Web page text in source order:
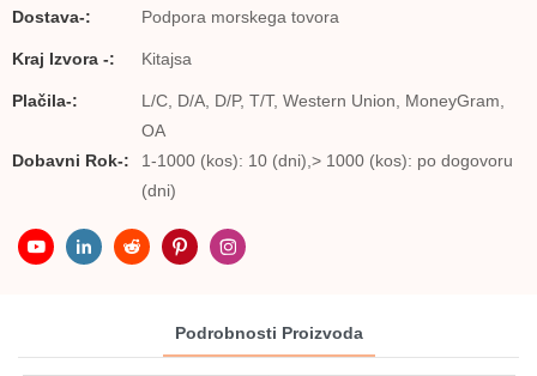
Dostava-: Podpora morskega tovora
Kraj Izvora -: Kitajsa
Plačila-:
L/C, D/A, D/P, T/T, Western Union, MoneyGram,
OA
Dobavni Rok-:
1-1000 (kos): 10 (dni),> 1000 (kos): po dogovoru
(dni)
Podrobnosti Proizvoda